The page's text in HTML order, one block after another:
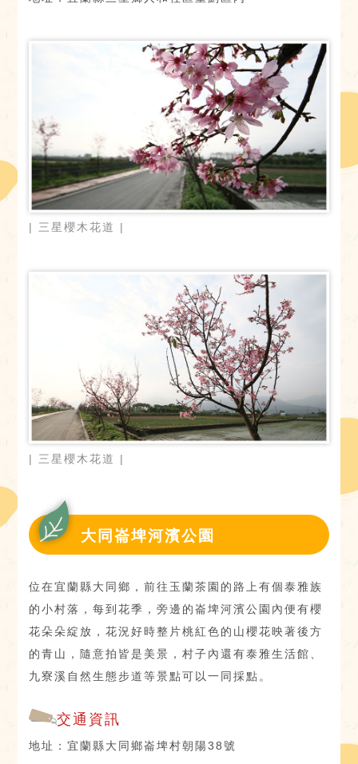
| 三星櫻木花道 |
| 三星櫻木花道 |
大同崙埤河濱公園
位在宜蘭縣大同鄉，前往玉蘭茶園的路上有個泰雅族
的小村落，每到花季，旁邊的崙埤河濱公園內便有櫻
花朵朵綻放，花況好時整片桃紅色的山櫻花映著後方
的青山，隨意拍皆是美景，村子內還有泰雅生活館、
九寮溪自然生態步道等景點可以一同採點。
交通資訊
地址：宜蘭縣大同鄉崙埤村朝陽38號